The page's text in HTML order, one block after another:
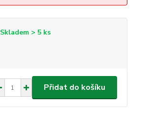
Skladem > 5 ks
Přidat do košíku